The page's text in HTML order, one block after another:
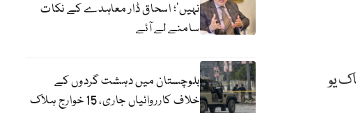
یو
نہیں’؛ اسحاق ڈار معاہدے کے نکات
سامنے لے آئے
بلوچستان میں دہشت گردوں کے
خلاف کارروائیاں جاری، 15 خوارج ہلاک